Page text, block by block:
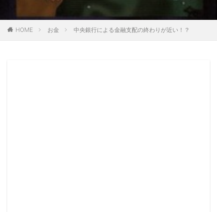
HOME お金 中央銀行による金融支配の終わりが近い！？